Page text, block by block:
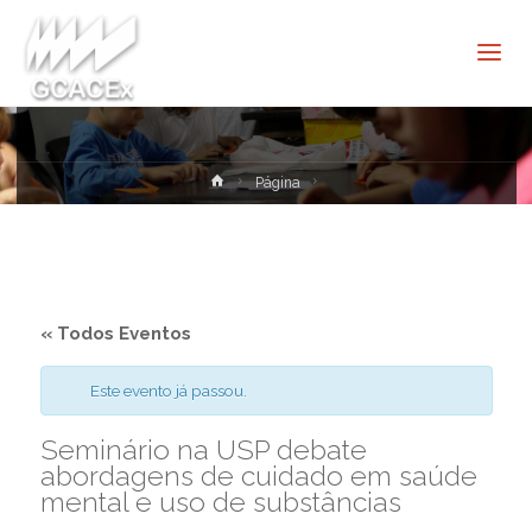
HomePágina
« Todos Eventos
Este evento já passou.
Seminário na USP debate
abordagens de cuidado em saúde
mental e uso de substâncias